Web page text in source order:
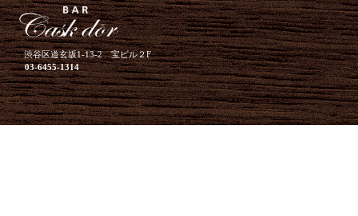
渋谷区道玄坂1-13-2 宝ビル２F
03-6455-1314